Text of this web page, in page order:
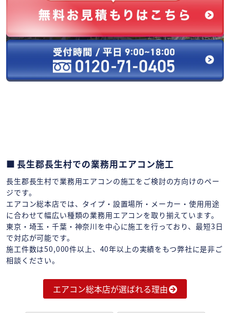
長生郡長生村での業務用エアコン施工
長生郡長生村で業務用エアコンの施工をご検討の方向けのペー
ジです。
エアコン総本店では、タイプ・設置場所・メーカー・使用用途
に合わせて幅広い種類の業務用エアコンを取り揃えています。
東京・埼玉・千葉・神奈川を中心に施工を行っており、最短3日
で対応が可能です。
施工件数は50,000件以上、40年以上の実績をもつ弊社に是非ご
相談ください。
エアコン総本店が選ばれる理由